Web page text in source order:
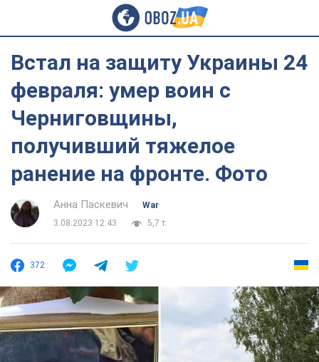
Встал на защиту Украины 24
февраля: умер воин с
Черниговщины,
получивший тяжелое
ранение на фронте. Фото
Анна Паскевич
War
3.08.2023 12:43
5,7 т.
372